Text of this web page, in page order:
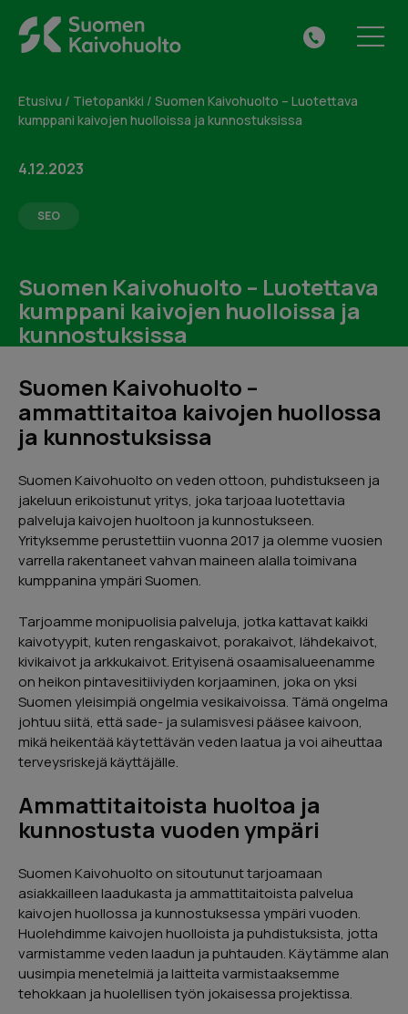
content
Suomen
Kaivohuolto
VALIKKO
041
Etusivu / Tietopankki / Suomen Kaivohuolto – Luotettava
kumppani kaivojen huolloissa ja kunnostuksissa
4.12.2023
SEO
Suomen Kaivohuolto – Luotettava
kumppani kaivojen huolloissa ja
kunnostuksissa
Suomen Kaivohuolto –
ammattitaitoa kaivojen huollossa
ja kunnostuksissa
Suomen Kaivohuolto on veden ottoon, puhdistukseen ja
jakeluun erikoistunut yritys, joka tarjoaa luotettavia
palveluja kaivojen huoltoon ja kunnostukseen.
Yrityksemme perustettiin vuonna 2017 ja olemme vuosien
varrella rakentaneet vahvan maineen alalla toimivana
kumppanina ympäri Suomen.
Tarjoamme monipuolisia palveluja, jotka kattavat kaikki
kaivotyypit, kuten rengaskaivot, porakaivot, lähdekaivot,
kivikaivot ja arkkukaivot. Erityisenä osaamisalueenamme
on heikon pintavesitiiviyden korjaaminen, joka on yksi
Suomen yleisimpiä ongelmia vesikaivoissa. Tämä ongelma
johtuu siitä, että sade- ja sulamisvesi pääsee kaivoon,
mikä heikentää käytettävän veden laatua ja voi aiheuttaa
terveysriskejä käyttäjälle.
Ammattitaitoista huoltoa ja
kunnostusta vuoden ympäri
Suomen Kaivohuolto on sitoutunut tarjoamaan
asiakkailleen laadukasta ja ammattitaitoista palvelua
kaivojen huollossa ja kunnostuksessa ympäri vuoden.
Huolehdimme kaivojen huolloista ja puhdistuksista, jotta
varmistamme veden laadun ja puhtauden. Käytämme alan
uusimpia menetelmiä ja laitteita varmistaaksemme
tehokkaan ja huolellisen työn jokaisessa projektissa.
Tilaa maksuton
yhteydenottopyyntö
Täytä alla oleva lomake ja me otamme sinuun
Lähetä
Urpo Lindroth
Hieno kokemus. Myyjä kertoi kaiken
tarvittavan. Sai hyvän käsityksen miten
rahoitus hoidetaan ja miten kannattaa
hakea kotitalousvähennystä. Kaivon
huoltotyö hoidettiin ajallaan ja erittäin
ammattimaisesti.
GoogleReviews
Page
of